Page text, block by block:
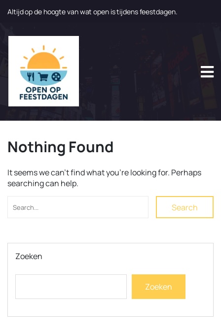
Altijd op de hoogte van wat open is tijdens feestdagen.
Nothing Found
It seems we can’t find what you’re looking for. Perhaps
searching can help.
Search
Zoeken
Zoeken